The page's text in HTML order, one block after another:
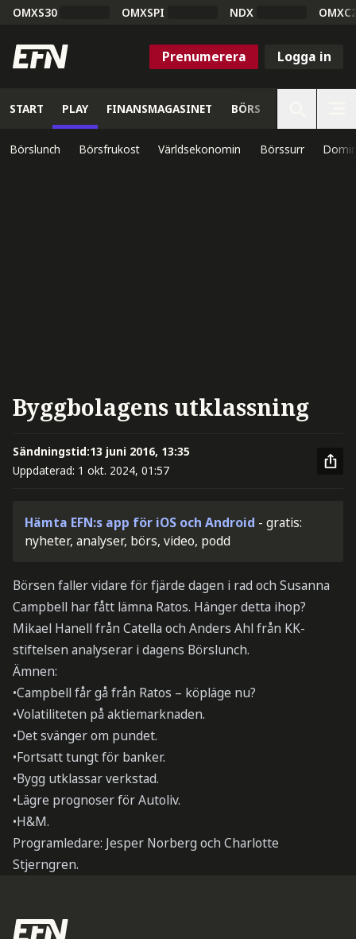
OMXS30 OMXSPI NDX
Prenumerera Logga in
START PLAY FINANSMAGASINET BÖRS
Börslunch Börsfrukost Världsekonomin Börssurr
Byggbolagens utklassning
Sändningstid:13 juni 2016, 13:35
Uppdaterad: 1 okt. 2024, 01:57
Hämta EFN:s app för iOS och Android - gratis:
nyheter, analyser, börs, video, podd
Börsen faller vidare för fjärde dagen i rad och Susanna
Campbell har fått lämna Ratos. Hänger detta ihop?
Mikael Hanell från Catella och Anders Ahl från KK-
stiftelsen analyserar i dagens Börslunch.
Ämnen:
•Campbell får gå från Ratos – köpläge nu?
•Volatiliteten på aktiemarknaden.
•Det svänger om pundet.
•Fortsatt tungt för banker.
•Bygg utklassar verkstad.
•Lägre prognoser för Autoliv.
•H&M.
Programledare: Jesper Norberg och Charlotte
Stjerngren.